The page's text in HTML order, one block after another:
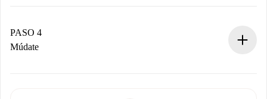
contacto con el propietario.
Si es rechazada: No te haremos ningún cargo y te
PASO 4
Múdate